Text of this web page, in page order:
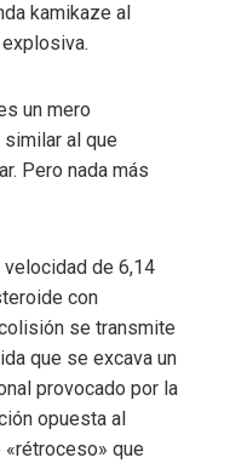
kamikaze al
un mero
al que
Pero nada más
velocidad de 6,14
con
se transmite
que se excava un
provocado por la
opuesta al
que